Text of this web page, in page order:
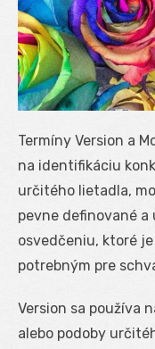
Termíny Version a
na identifikáciu
určitého lietadla,
pevne definované
osvedčeniu, ktoré
potrebným pre
Version sa používa
alebo podoby